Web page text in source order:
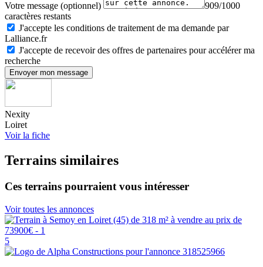
Votre message (optionnel)
909/1000
caractères restants
J'accepte les conditions de traitement de ma demande par
Lalliance.fr
J'accepte de recevoir des offres de partenaires pour accélérer ma
recherche
Envoyer mon message
Nexity
Loiret
Voir la fiche
Terrains similaires
Ces terrains pourraient vous intéresser
Voir toutes les annonces
5